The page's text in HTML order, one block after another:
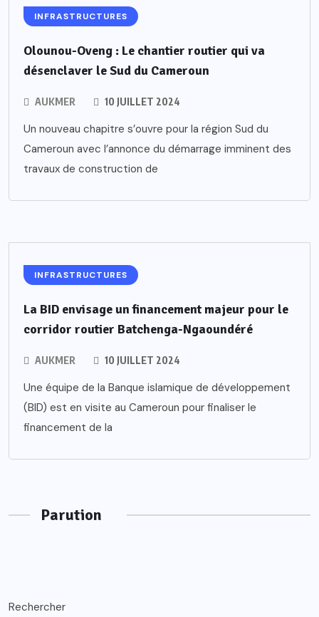
INFRASTRUCTURES
Olounou-Oveng : Le chantier routier qui va
désenclaver le Sud du Cameroun
AUKMER 10 JUILLET 2024
Un nouveau chapitre s’ouvre pour la région Sud du
Cameroun avec l’annonce du démarrage imminent des
travaux de construction de
INFRASTRUCTURES
La BID envisage un financement majeur pour le
corridor routier Batchenga-Ngaoundéré
AUKMER 10 JUILLET 2024
Une équipe de la Banque islamique de développement
(BID) est en visite au Cameroun pour finaliser le
financement de la
Parution
Rechercher